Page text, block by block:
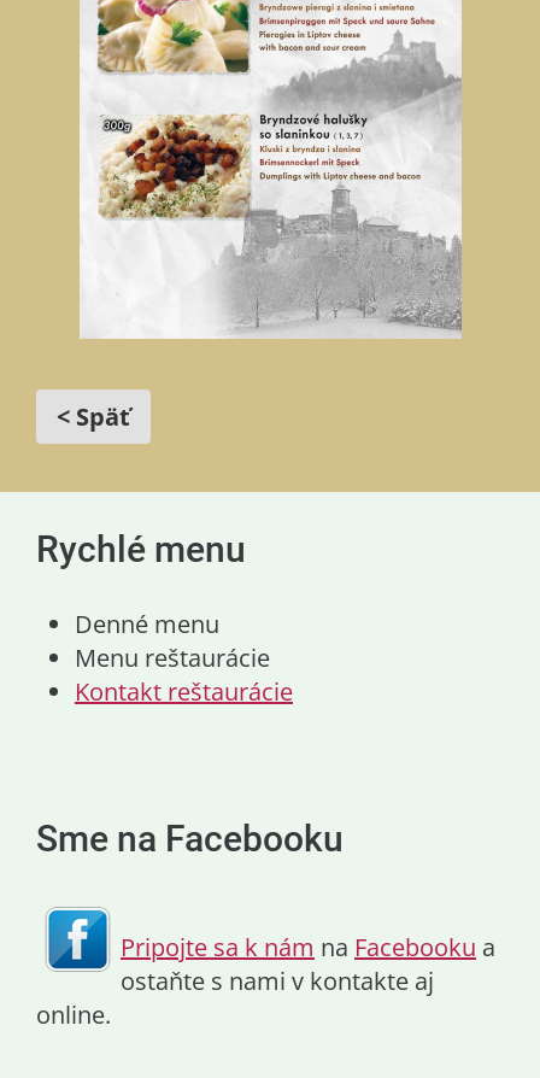
< Späť
Rychlé menu
Denné menu
Menu reštaurácie
Kontakt reštaurácie
Sme na Facebooku
Pripojte sa k nám na Facebooku a
ostaňte s nami v kontakte aj
online.